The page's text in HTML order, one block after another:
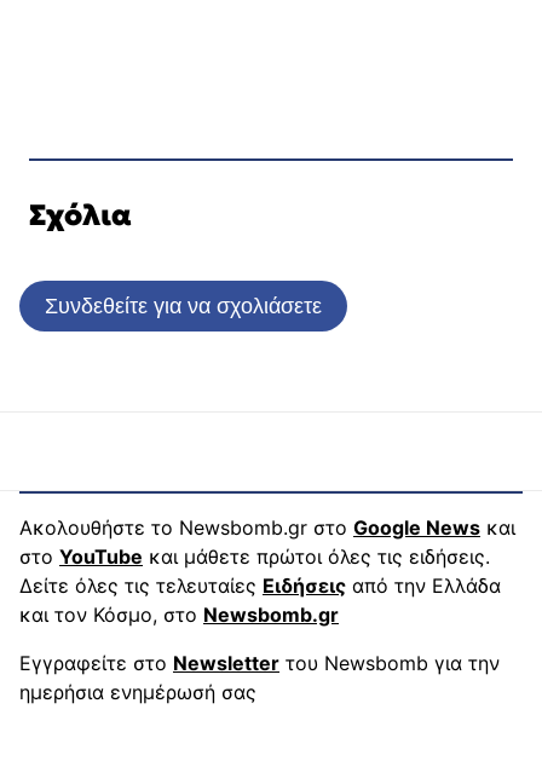
Σχόλια
Συνδεθείτε για να σχολιάσετε
Ακολουθήστε το Newsbomb.gr στο Google News και
στο YouTube και μάθετε πρώτοι όλες τις ειδήσεις.
Δείτε όλες τις τελευταίες Ειδήσεις από την Ελλάδα
και τον Κόσμο, στο Newsbomb.gr
Εγγραφείτε στο Newsletter του Newsbomb για την
ημερήσια ενημέρωσή σας